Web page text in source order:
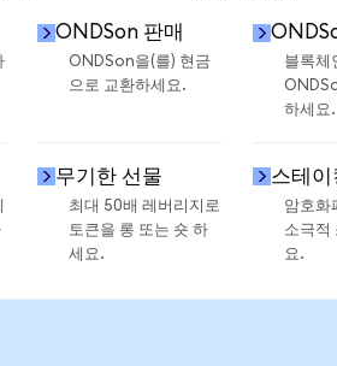
ONDSon 판매
ONDSon을(를) 현금
으로 교환하세요.
블록체
하세요.
무기한 선물
최대 50배 레버리지로
토큰을 롱 또는 숏 하
세요.
스테이
암호화
소극적
요.